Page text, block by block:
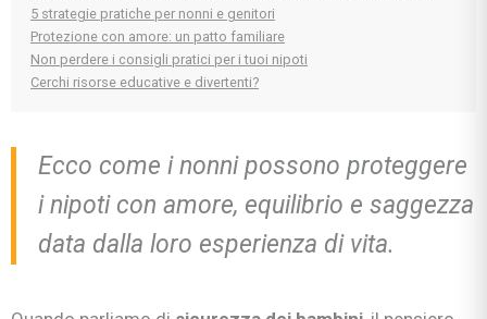
5 strategie pratiche per nonni e genitori
Protezione con amore: un patto familiare
Non perdere i consigli pratici per i tuoi nipoti
Cerchi risorse educative e divertenti?
Ecco come i nonni possono proteggere
i nipoti con amore, equilibrio e saggezza
data dalla loro esperienza di vita.